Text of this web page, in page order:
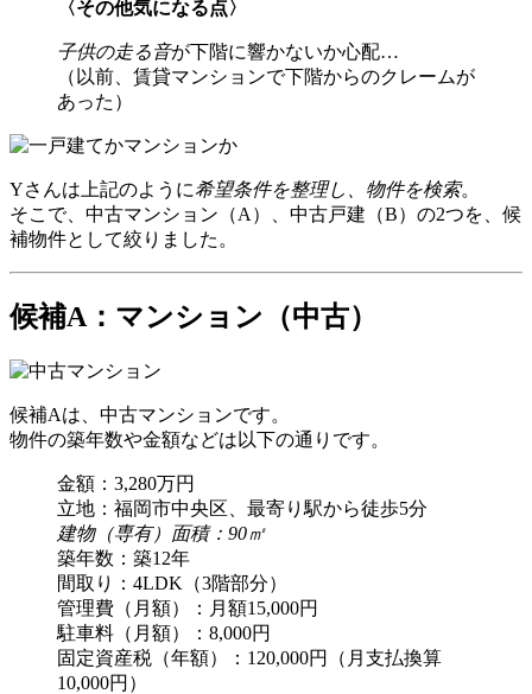
〈その他気になる点〉
子供の走る音が下階に響かないか心配…
（以前、賃貸マンションで下階からのクレームが
あった）
Yさんは上記のように希望条件を整理し、物件を検索。
そこで、中古マンション（A）、中古戸建（B）の2つを、候
補物件として絞りました。
候補A：マンション（中古）
候補Aは、中古マンションです。
物件の築年数や金額などは以下の通りです。
金額：3,280万円
立地：福岡市中央区、最寄り駅から徒歩5分
建物（専有）面積：90㎡
築年数：築12年
間取り：4LDK（3階部分）
管理費（月額）：月額15,000円
駐車料（月額）：8,000円
固定資産税（年額）：120,000円（月支払換算
10,000円）